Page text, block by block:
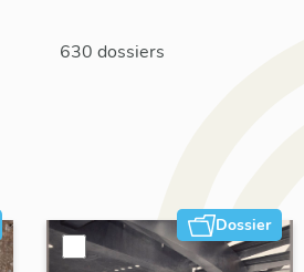
630 dossiers
Dossier